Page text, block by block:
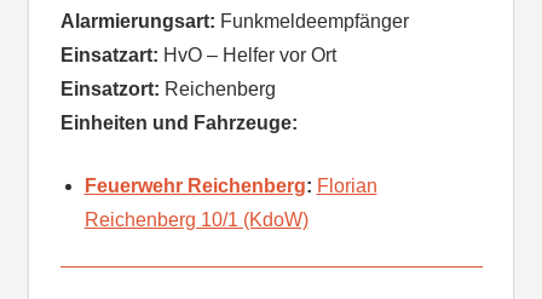
Alarmierungsart: Funkmeldeempfänger
Einsatzart: HvO – Helfer vor Ort
Einsatzort: Reichenberg
Einheiten und Fahrzeuge:
Feuerwehr Reichenberg: Florian
Reichenberg 10/1 (KdoW)